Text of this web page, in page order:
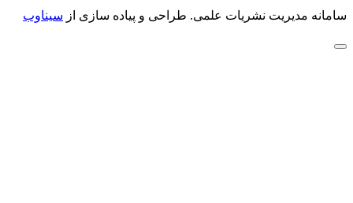
سامانه مدیریت نشریات علمی. طراحی و پیاده سازی از سیناوب